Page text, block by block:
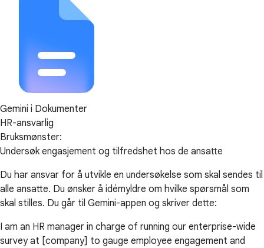
Gemini i Dokumenter
HR-ansvarlig
Bruksmønster:
Undersøk engasjement og tilfredshet hos de ansatte
Du har ansvar for å utvikle en undersøkelse som skal sendes til
alle ansatte. Du ønsker å idémyldre om hvilke spørsmål som
skal stilles. Du går til Gemini-appen og skriver dette:
I am an HR manager in charge of running our enterprise-wide
survey at [company] to gauge employee engagement and